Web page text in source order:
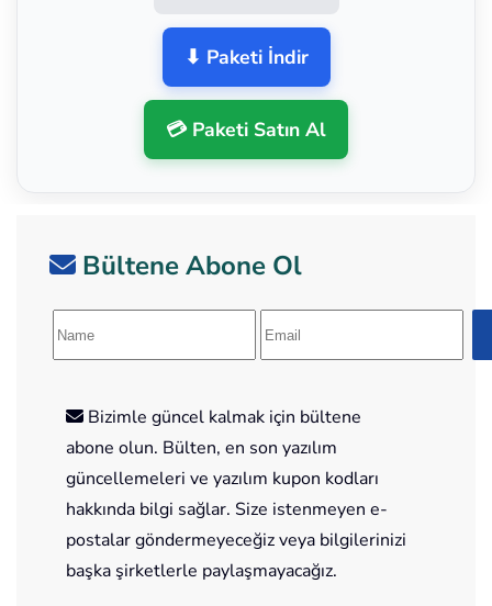
⬇ Paketi İndir
💳 Paketi Satın Al
Bültene Abone Ol
Bizimle güncel kalmak için bültene
abone olun. Bülten, en son yazılım
güncellemeleri ve yazılım kupon kodları
hakkında bilgi sağlar. Size istenmeyen e-
postalar göndermeyeceğiz veya bilgilerinizi
başka şirketlerle paylaşmayacağız.